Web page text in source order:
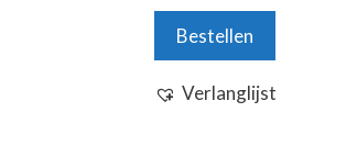
5Bestellen
Verlanglijst